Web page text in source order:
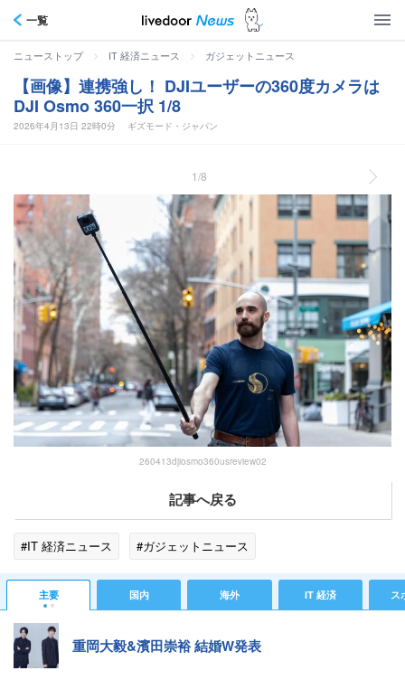
一覧
ニューストップ > IT 経済ニュース > ガジェットニュース
【画像】連携強し！ DJIユーザーの360度カメラは
DJI Osmo 360一択 1/8
2026年4月13日 22時0分 ギズモード・ジャパン
1/8
260413djiosmo360usreview02
記事へ戻る
#IT 経済ニュース #ガジェットニュース
主要 国内 海外 IT 経済 ス
重岡大毅&濱田崇裕 結婚W発表